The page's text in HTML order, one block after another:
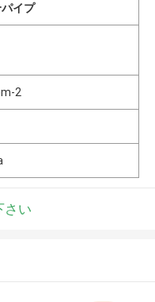
イプ
2
さい